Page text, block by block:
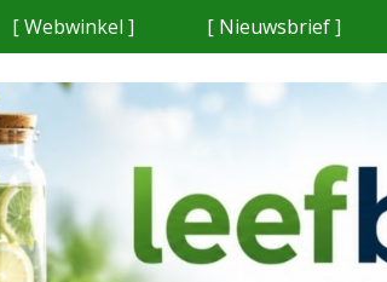
[ Webwinkel ] [ Nieuwsbrief ]